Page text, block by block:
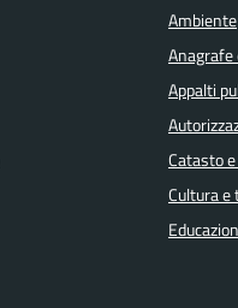
Ambiente
Appalti
Catasto
Cultura e